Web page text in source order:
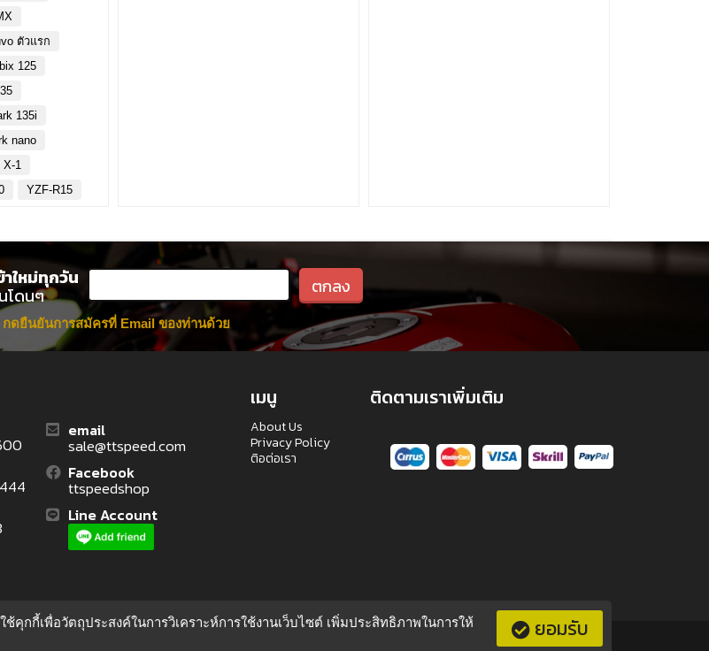
ตัวแรก
125
135i
nano
X-1
YZF-R15
ใหม่ทุกวัน
โดนๆ
กดยืนยันการสมัครที่ Email ของท่านด้วย
email
sale@ttspeed.com
Facebook
ttspeedshop
Line Account
เมนู
About Us
Privacy Policy
ติอต่อเรา
ติดตามเราเพิ่มเติม
โอนเงิน| ติอต่อเรา
กกี้เพื่อวัตถุประสงค์ในการวิเคราะห์การใช้งานเว็บไซต์ เพิ่มประสิทธิภาพในการให้
ยอมรับ